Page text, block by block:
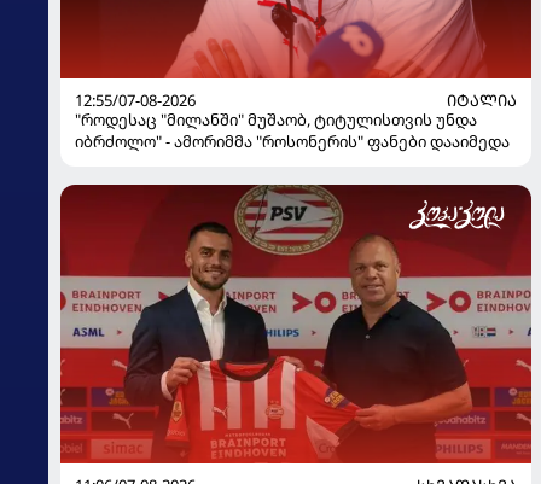
12:55/07-08-2026
ᲘᲢᲐᲚᲘᲐ
"როდესაც "მილანში" მუშაობ, ტიტულისთვის უნდა
იბრძოლო" - ამორიმმა "როსონერის" ფანები დააიმედა